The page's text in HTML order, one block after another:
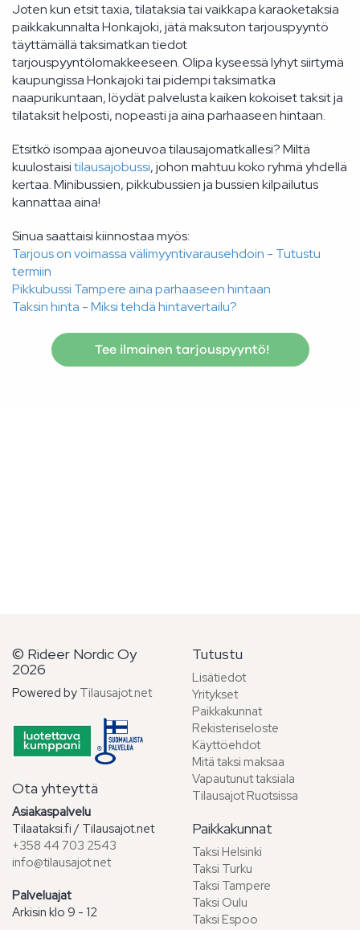
Joten kun etsit taxia, tilataksia tai vaikkapa karaoketaksia
paikkakunnalta Honkajoki, jätä maksuton tarjouspyyntö
täyttämällä taksimatkan tiedot
tarjouspyyntölomakkeeseen. Olipa kyseessä lyhyt siirtymä
kaupungissa Honkajoki tai pidempi taksimatka
naapurikuntaan, löydät palvelusta kaiken kokoiset taksit ja
tilataksit helposti, nopeasti ja aina parhaaseen hintaan.
Etsitkö isompaa ajoneuvoa tilausajomatkallesi? Miltä
kuulostaisitilausajobussi, johon mahtuu koko ryhmä yhdellä
kertaa. Minibussien, pikkubussien ja bussien kilpailutus
kannattaa aina!
Sinua saattaisi kiinnostaa myös:
Tarjous on voimassa välimyyntivarausehdoin - Tutustu
termiin
Pikkubussi Tampere aina parhaaseen hintaan
Taksin hinta - Miksi tehdä hintavertailu?
Tee ilmainen tarjouspyyntö!
© Rideer Nordic Oy
2026
Powered by Tilausajot.net
Ota yhteyttä
Asiakaspalvelu
Tilaataksi.fi / Tilausajot.net
+358 44 703 2543
info@tilausajot.net
Palveluajat
Arkisin klo 9 - 12
Tutustu
Lisätiedot
Yritykset
Paikkakunnat
Rekisteriseloste
Käyttöehdot
Mitä taksi maksaa
Vapautunut taksiala
Tilausajot Ruotsissa
Paikkakunnat
Taksi Helsinki
Taksi Turku
Taksi Tampere
Taksi Oulu
Taksi Espoo